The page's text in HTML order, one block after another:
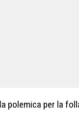
polemica per la